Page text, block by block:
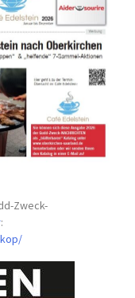
Zweck-
: